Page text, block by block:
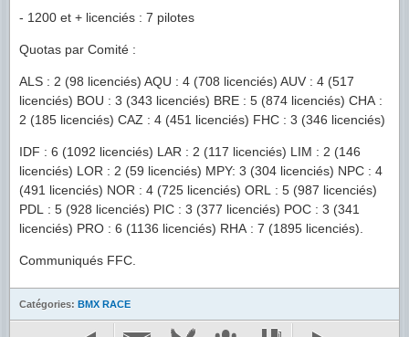
- 1200 et + licenciés : 7 pilotes
Quotas par Comité :
ALS : 2 (98 licenciés) AQU : 4 (708 licenciés) AUV : 4 (517
licenciés) BOU : 3 (343 licenciés) BRE : 5 (874 licenciés) CHA :
2 (185 licenciés) CAZ : 4 (451 licenciés) FHC : 3 (346 licenciés)
IDF : 6 (1092 licenciés) LAR : 2 (117 licenciés) LIM : 2 (146
licenciés) LOR : 2 (59 licenciés) MPY: 3 (304 licenciés) NPC : 4
(491 licenciés) NOR : 4 (725 licenciés) ORL : 5 (987 licenciés)
PDL : 5 (928 licenciés) PIC : 3 (377 licenciés) POC : 3 (341
licenciés) PRO : 6 (1136 licenciés) RHA : 7 (1895 licenciés).
Communiqués FFC.
Catégories: BMX RACE